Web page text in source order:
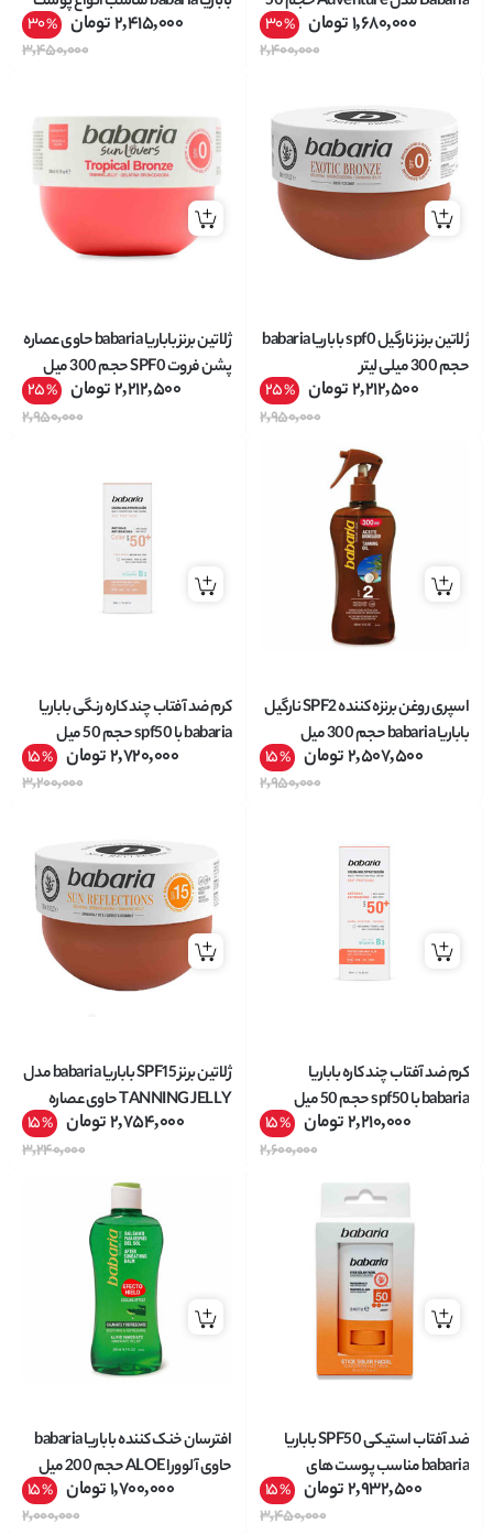
1,680,000تومان 30%
2,400,000
2,415,000تومان 30%
3,450,000
ژلاتین برنز نارگیل spf0 باباریا babaria
حجم 300 میلی لیتر
2,212,500تومان 25%
2,950,000
ژلاتین برنز باباریا babaria حاوی عصاره
پشن فروت SPF0 حجم 300 میل
2,212,500تومان 25%
2,950,000
اسپری روغن برنزه کننده SPF2 نارگیل
باباریا babaria حجم 300 میل
2,507,500تومان 15%
2,950,000
کرم ضد آفتاب چند کاره رنگی باباریا
babaria با spf50 حجم 50 میل
2,720,000تومان 15%
3,200,000
کرم ضد آفتاب چند کاره باباریا
babaria با spf50 حجم 50 میل
2,210,000تومان 15%
2,600,000
ژلاتین برنز SPF15 باباریا babaria مدل
TANNING JELLY حاوی عصاره
هویج حجم 300 میل2,754,000تومان 15%
3,240,000
ضد آفتاب استیکی SPF50 باباریا
babaria مناسب پوست های
حساس وزن 20 گرم2,932,500تومان 15%
3,450,000
افترسان خنک کننده باباریا babaria
حاوی آلوورا ALOE حجم 200 میل
1,700,000تومان 15%
2,000,000